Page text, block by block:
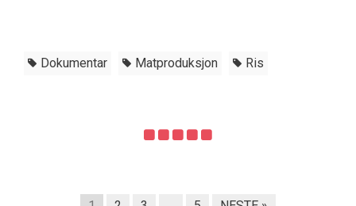
Dokumentar Matproduksjon Ris